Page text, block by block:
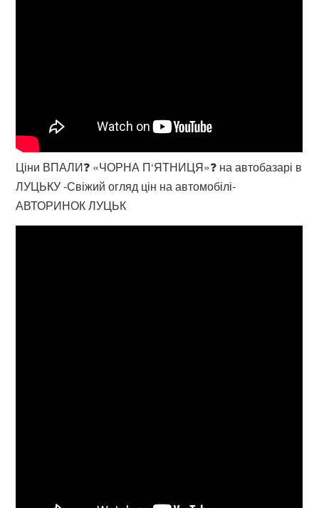
Ціни ВПАЛИ❓ «ЧОРНА П‘ЯТНИЦЯ»❓ на автобазарі в
ЛУЦЬКУ -Свіжий огляд цін на автомобілі-
АВТОРИНОК ЛУЦЬК